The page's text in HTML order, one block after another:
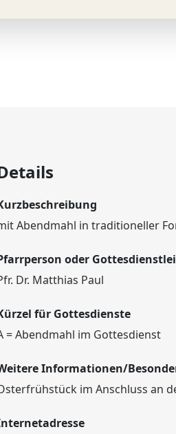
Abendmahl in traditioneller
oder
Dr. Matthias Paul
für Gottesdienste
= Abendmahl im Gottesdienst
Informationen/
im Anschluss an